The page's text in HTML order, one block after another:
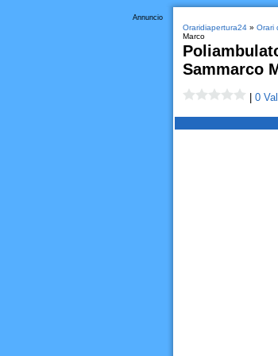
Annuncio
Oraridiapertura24» Orari
Marco
Sammarco
0